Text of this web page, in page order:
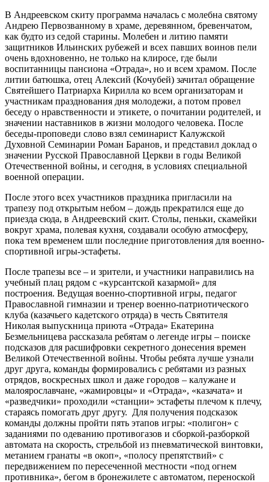
В Андреевском скиту программа началась с молебна святому
Андрею Первозванному в храме, деревянном, бревенчатом,
как будто из седой старины. Молебен и литию памяти
защитников Ильинских рубежей и всех павших воинов пели
очень вдохновенно, не только на клиросе, где были
воспитанницы пансиона «Отрада», но и всем храмом. После
литии батюшка, отец Алексий (Кочубей) зачитал обращение
Святейшего Патриарха Кирилла ко всем организаторам и
участникам празднования дня молодежи, а потом провел
беседу о нравственности и этикете, о почитании родителей, и
значении наставников в жизни молодого человека. После
беседы-проповеди слово взял семинарист Калужской
Духовной Семинарии Роман Баранов, и представил доклад о
значении Русской Православной Церкви в годы Великой
Отечественной войны, и сегодня, в условиях специальной
военной операции.
После этого всех участников праздника пригласили на
трапезу под открытым небом – дождь прекратился еще до
приезда сюда, в Андреевский скит. Столы, пеньки, скамейки
вокруг храма, полевая кухня, создавали особую атмосферу,
пока тем временем шли последние приготовления для военно-
спортивной игры-эстафеты.
После трапезы все – и зрители, и участники направились на
учебный плац рядом с «курсантской казармой» для
построения. Ведущая военно-спортивной игры, педагог
Православной гимназии и тренер военно-патриотического
клуба (казачьего кадетского отряда) в честь Святителя
Николая выпускница приюта «Отрада» Екатерина
Безмельницева рассказала ребятам о легенде игры – поиске
подсказов для расшифровки секретного донесения времен
Великой Отечественной войны. Чтобы ребята лучше узнали
друг друга, команды формировались с ребятами из разных
отрядов, воскресных школ и даже городов – калужане и
малоярославчане, «жамировцы» и «Отрада», «казачата» и
«разведчики» проходили «станции» эстафеты плечом к плечу,
стараясь помогать друг другу. Для получения подсказок
команды должны пройти пять этапов игры: «полигон» с
заданиями по одеванию противогазов и сборкой-разборкой
автомата на скорость, стрельбой из пневматической винтовки,
метанием гранаты «в окоп», «полосу препятствий» с
передвижением по пересеченной местности «под огнем
противника», бегом в бронежилете с автоматом, переноской